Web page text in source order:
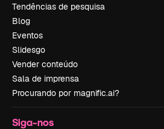
Tendências de pesquisa
Blog
Eventos
Slidesgo
Vender conteúdo
Sala de imprensa
Procurando por magnific.ai?
Siga-nos